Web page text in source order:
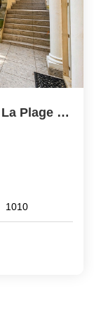
Quartier Impérial, À Deux Pas De La Plage Du Miramar :...
1010